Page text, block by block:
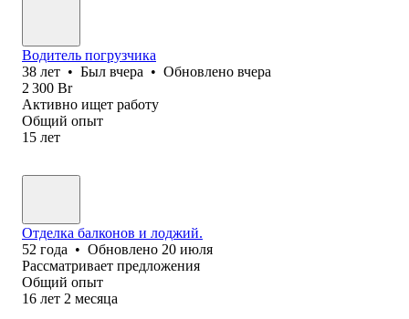
Водитель погрузчика
38 лет • Был вчера • Обновлено вчера
2 300 Br
Активно ищет работу
Общий опыт
15 лет
Отделка балконов и лоджий.
52 года • Обновлено 20 июля
Рассматривает предложения
Общий опыт
16 лет 2 месяца